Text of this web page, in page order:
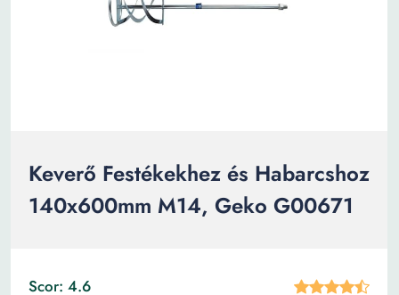
Keverő Festékekhez és Habarcshoz
140x600mm M14, Geko G00671
Scor: 4.6